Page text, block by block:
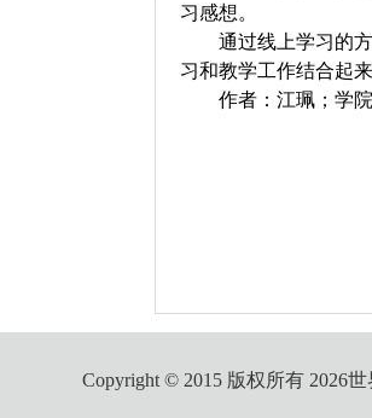
习感想。
通过线上学习的
习和教学工作结合起
作者：江珮；学
Copyright © 2015 版权所有 2026